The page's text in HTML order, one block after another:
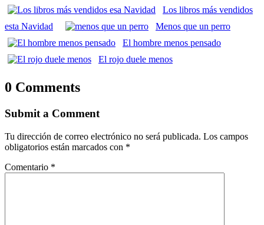
Los libros más vendidos
esta Navidad
Menos que un perro
El hombre menos pensado
El rojo duele menos
0 Comments
Submit a Comment
Tu dirección de correo electrónico no será publicada. Los campos
obligatorios están marcados con *
Comentario *